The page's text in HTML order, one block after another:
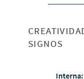
SIGNOS
Interna: